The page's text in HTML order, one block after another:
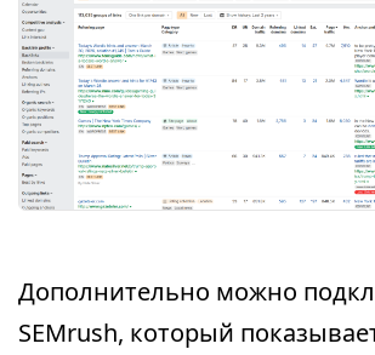
Дополнительно можно
SEMrush, который